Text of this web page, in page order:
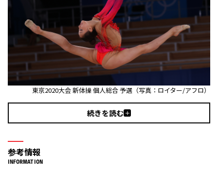
東京2020大会 新体操 個人総合 予選（写真：ロイター/アフロ）
続きを読む
参考情報
INFORMATION